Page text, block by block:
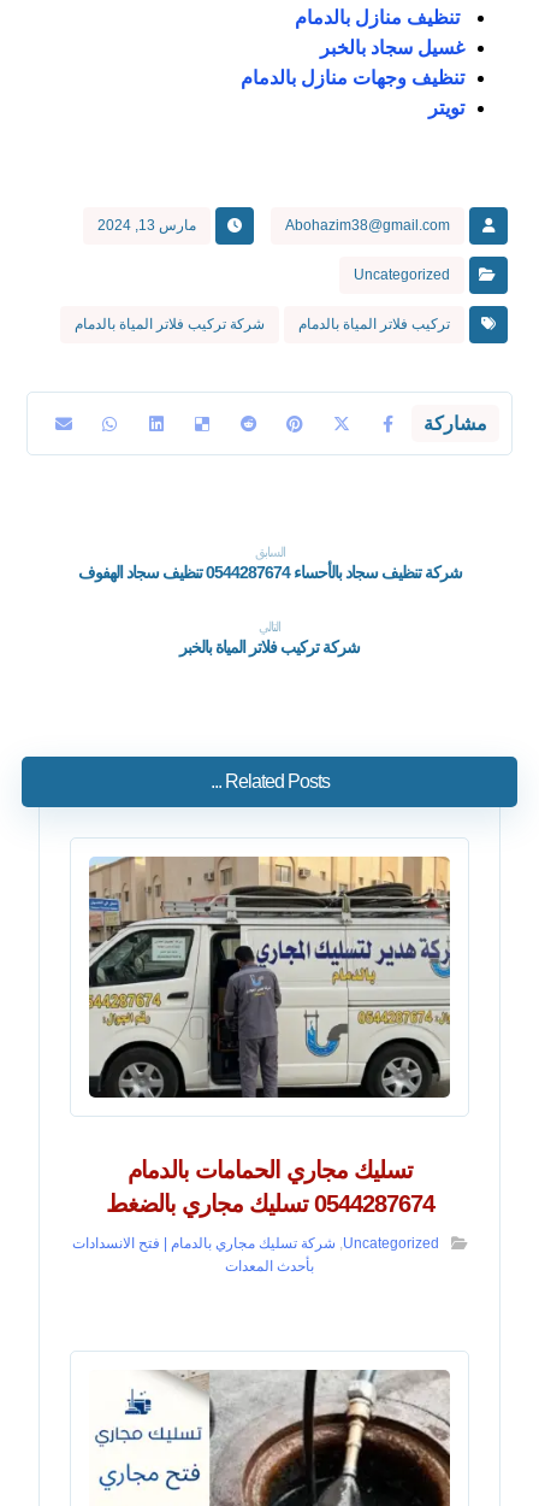
تنظيف منازل بالدمام
غسيل سجاد بالخبر
تنظيف وجهات منازل بالدمام
تويتر
Abohazim38@gmail.com مارس 13, 2024
Uncategorized
تركيب فلاتر المياة بالدمام شركة تركيب فلاتر المياة بالدمام
السابق
شركة تنظيف سجاد بالأحساء 0544287674 تنظيف سجاد الهفوف
التالي
شركة تركيب فلاتر المياة بالخبر
Related Posts ...
تسليك مجاري الحمامات بالدمام
0544287674 تسليك مجاري بالضغط
Uncategorized
, شركة تسليك مجاري بالدمام | فتح الانسدادات
بأحدث المعدات